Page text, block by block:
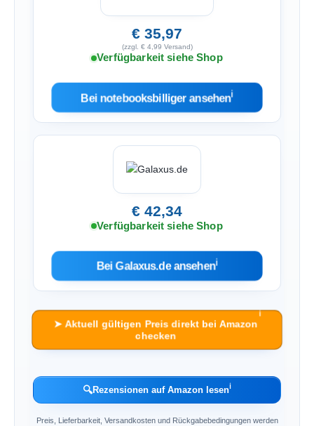
€ 35,97
(zzgl. € 4,99 Versand)
Verfügbarkeit siehe Shop
Bei notebooksbilliger ansehenℹ︎
€ 42,34
Verfügbarkeit siehe Shop
Bei Galaxus.de ansehenℹ︎
➤ Aktuell gültigen Preis direkt bei Amazon
checken
ℹ︎
🔍Rezensionen auf Amazon lesenℹ︎
Preis, Lieferbarkeit, Versandkosten und Rückgabebedingungen werden